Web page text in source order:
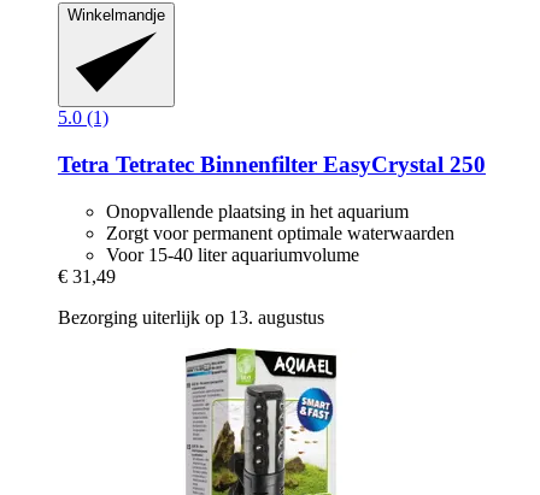
Winkelmandje
5.0 (1)
Tetra Tetratec Binnenfilter EasyCrystal 250
Onopvallende plaatsing in het aquarium
Zorgt voor permanent optimale waterwaarden
Voor 15-40 liter aquariumvolume
€ 31,49
Bezorging uiterlijk op 13. augustus